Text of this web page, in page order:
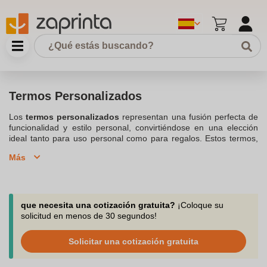
Termos Personalizados
Lostermos personalizados representan una fusión perfecta de
funcionalidad y estilo personal, convirtiéndose en una elección
ideal tanto para uso personal como para regalos. Estos termos,
personalizadas
hasta aventuras al aire libre
preferida contigo, donde quiera que vayas. Además de su
aspecto distintivo, los termos personalizados ofrecen beneficios
temperatura
, lo que es esencial para
quienes están constantemente en movimiento. Son una opción
ecológica, reduciendo el uso de recipientes desechables y
Más
que necesita una cotización gratuita? ¡Coloque su
solicitud en menos de 30 segundos!
Solicitar una cotización gratuita